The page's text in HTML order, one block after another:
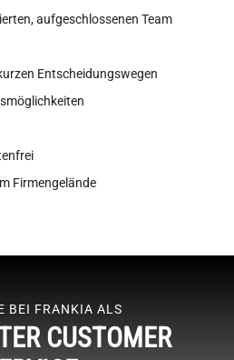
aufgeschlossenen Team
Entscheidungswegen
Firmengelände
BEI FRANKIA ALS
CUSTOMER